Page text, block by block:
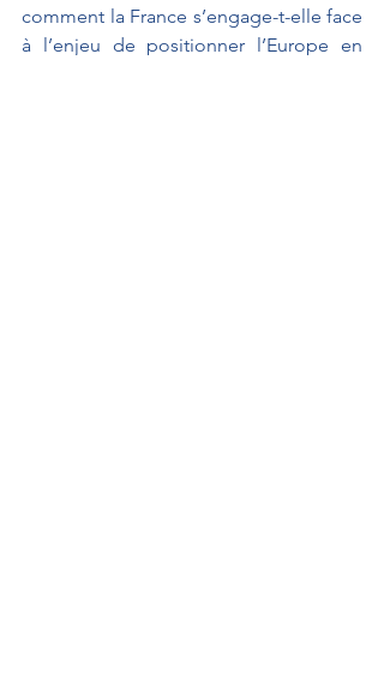
comment la France s’engage-t-elle face
à l’enjeu de positionner l’Europe en